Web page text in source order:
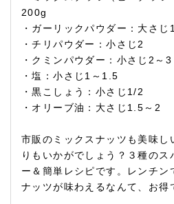
200g
・ガーリックパウダー：大さじ1
・チリパウダー：小さじ2
・クミンパウダー：小さじ2～3
・塩：小さじ1～1.5
・黒こしょう：小さじ1/2
・オリーブ油：大さじ1.5～2
市販のミックスナッツも美味し
りもいかがでしょう？３種の
ー＆簡単レシピです。レンチン
ナッツが味わえるなんて、お得